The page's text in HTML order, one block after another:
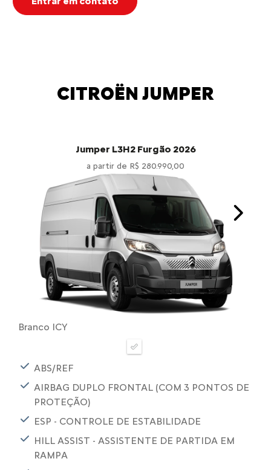
CITROËN JUMPER
Jumper L3H2 Furgão 2026
a partir de R$ 280.990,00
Branco ICY
ABS/REF
AIRBAG DUPLO FRONTAL (COM 3 PONTOS DE
PROTEÇÃO)
ESP - CONTROLE DE ESTABILIDADE
HILL ASSIST - ASSISTENTE DE PARTIDA EM
RAMPA
Next